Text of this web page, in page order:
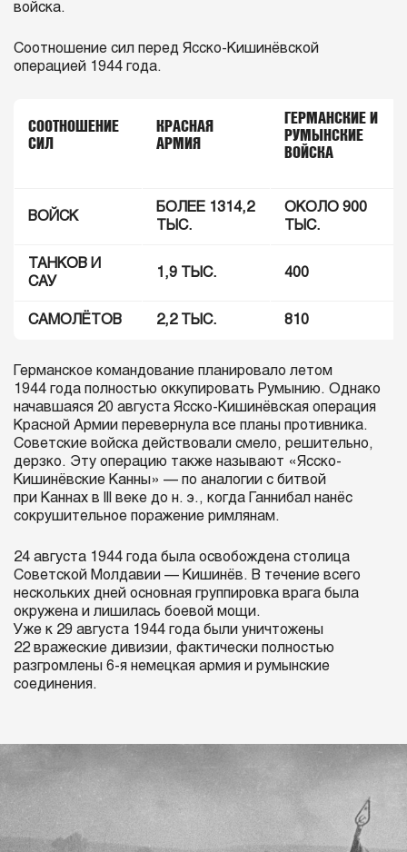
войска.
Соотношение сил перед Ясско-Кишинёвской
операцией 1944 года.
СООТНОШЕНИЕ
СИЛ
КРАСНАЯ
АРМИЯ
ГЕРМАНСКИЕ И
РУМЫНСКИЕ
ВОЙСКА
ВОЙСК
БОЛЕЕ 1314,2
ТЫС.
ОКОЛО 900
ТЫС.
ТАНКОВ И
САУ
1,9 ТЫС. 400
САМОЛЁТОВ 2,2 ТЫС. 810
Германское командование планировало летом
1944 года полностью оккупировать Румынию. Однако
начавшаяся 20 августа Ясско-Кишинёвская операция
Красной Армии перевернула все планы противника.
Советские войска действовали смело, решительно,
дерзко. Эту операцию также называют «Ясско-
Кишинёвские Канны» — по аналогии с битвой
при Каннах в III веке до н. э., когда Ганнибал нанёс
сокрушительное поражение римлянам.
24 августа 1944 года была освобождена столица
Советской Молдавии — Кишинёв. В течение всего
нескольких дней основная группировка врага была
окружена и лишилась боевой мощи.
Уже к 29 августа 1944 года были уничтожены
22 вражеские дивизии, фактически полностью
разгромлены 6-я немецкая армия и румынские
соединения.